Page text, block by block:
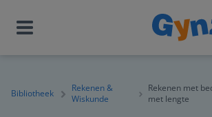
Bibliotheek
Rekenen &
Wiskunde
Rekenen met
met lengte